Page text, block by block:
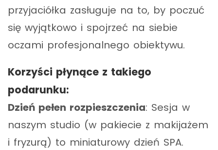
przyjaciółka zasługuje na to, by poczuć
się wyjątkowo i spojrzeć na siebie
oczami profesjonalnego obiektywu.
Korzyści płynące z takiego
podarunku:
Dzień pełen rozpieszczenia: Sesja w
naszym studio (w pakiecie z makijażem
i fryzurą) to miniaturowy dzień SPA.